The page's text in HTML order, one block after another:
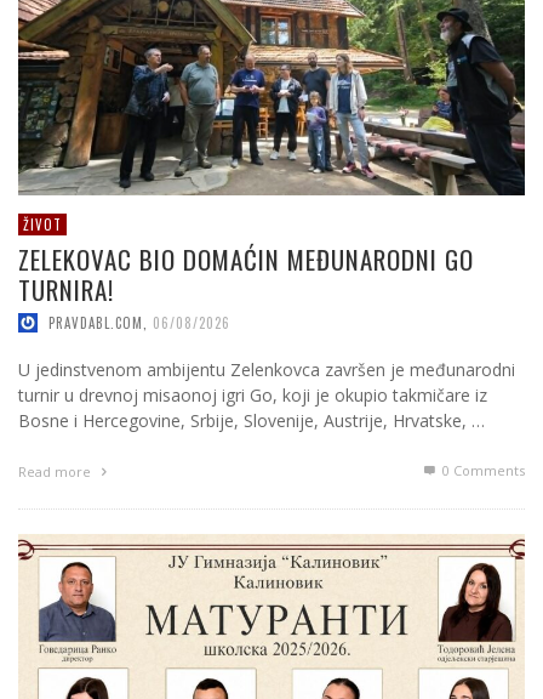
ŽIVOT
ZELEKOVAC BIO DOMAĆIN MEĐUNARODNI GO
TURNIRA!
PRAVDABL.COM 06/08/2026
U jedinstvenom ambijentu Zelenkovca završen je međunarodni
turnir u drevnoj misaonoj igri Go, koji je okupio takmičare iz
Bosne i Hercegovine, Srbije, Slovenije, Austrije, Hrvatske, …
Read more 0 Comments